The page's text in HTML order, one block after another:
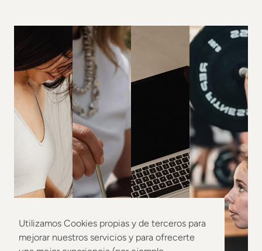
Utilizamos Cookies propias y de terceros para
mejorar nuestros servicios y para ofrecerte